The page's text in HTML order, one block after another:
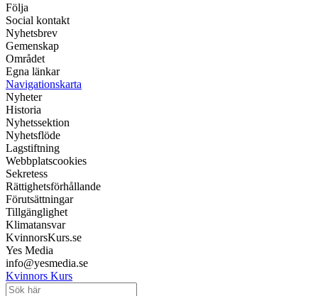
Följa
Social kontakt
Nyhetsbrev
Gemenskap
Området
Egna länkar
Navigationskarta
Nyheter
Historia
Nyhetssektion
Nyhetsflöde
Lagstiftning
Webbplatscookies
Sekretess
Rättighetsförhållande
Förutsättningar
Tillgänglighet
Klimatansvar
KvinnorsKurs.se
Yes Media
info@yesmedia.se
Kvinnors Kurs